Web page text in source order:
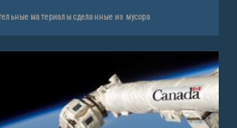
материалы сделанные из мусора